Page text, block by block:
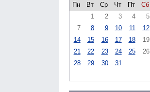
Пн
Вт Ср Чт Пт Сб
1
2 3 4 5
7
8 9 10 11 12
14
15 16 17 18 19
21
22 23 24 25 26
28
29 30 31